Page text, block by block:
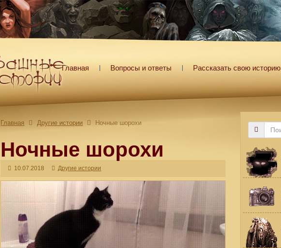
Главная Вопросы и ответы Рассказать свою историю
Главная Другие истории Ночные шорохи
Ночные шорохи
10.07.2018 Другие истории
Поиск